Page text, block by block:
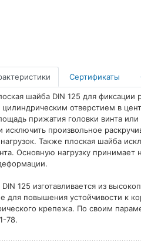
Сертификаты
шайба DIN 125 для
цилиндрическим отверстием в
прижатия головки винта
исключить произвольное
Также плоская шайба
Основную нагрузку
125 изготавливается из
для повышения устойчивости к
крепежа. По своим
78.